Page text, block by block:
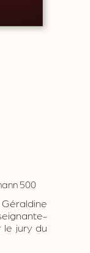
le jury du